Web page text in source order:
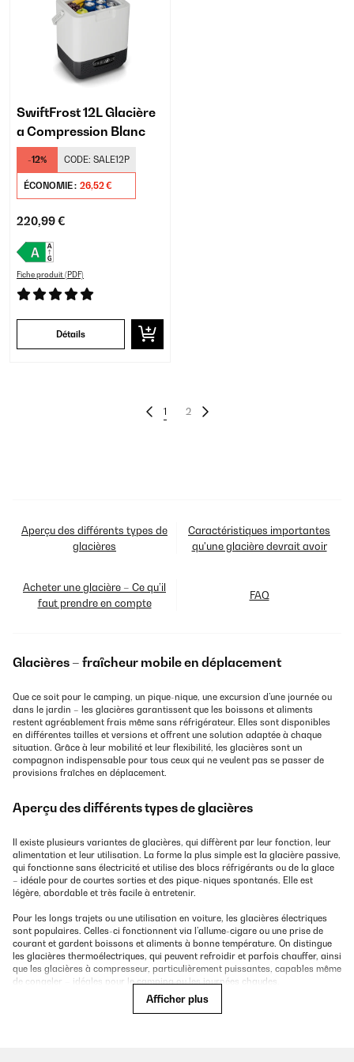
SwiftFrost 12L Glacière
a Compression Blanc
-12% CODE: SALE12P
ÉCONOMIE : 26,52 €
220,99 €
Fiche produit (PDF)
Détails
1 2
Aperçu des différents types de
glacières
Caractéristiques importantes
qu'une glacière devrait avoir
Acheter une glacière – Ce qu’il
faut prendre en compte
FAQ
Glacières – fraîcheur mobile en déplacement
Que ce soit pour le camping, un pique-nique, une excursion d’une journée ou
dans le jardin – les glacières garantissent que les boissons et aliments
restent agréablement frais même sans réfrigérateur. Elles sont disponibles
en différentes tailles et versions et offrent une solution adaptée à chaque
situation. Grâce à leur mobilité et leur flexibilité, les glacières sont un
compagnon indispensable pour tous ceux qui ne veulent pas se passer de
provisions fraîches en déplacement.
Aperçu des différents types de glacières
Il existe plusieurs variantes de glacières, qui diffèrent par leur fonction, leur
alimentation et leur utilisation. La forme la plus simple est la glacière passive,
qui fonctionne sans électricité et utilise des blocs réfrigérants ou de la glace
– idéale pour de courtes sorties et des pique-niques spontanés. Elle est
légère, abordable et très facile à entretenir.
Pour les longs trajets ou une utilisation en voiture, les glacières électriques
sont populaires. Celles-ci fonctionnent via l’allume-cigare ou une prise de
courant et gardent boissons et aliments à bonne température. On distingue
les glacières thermoélectriques, qui peuvent refroidir et parfois chauffer, ainsi
que les glacières à compresseur, particulièrement puissantes, capables même
de congeler – idéales pour le camping ou les journées chaudes.
Les glacières à absorption offrent un compromis : elles peuvent être
Afficher plus